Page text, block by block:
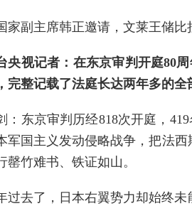
家副主席韩正邀请，文莱王储比
央视记者：在东京审判开庭80
完整记载了法庭长达两年多的
：东京审判历经818次开庭，
军国主义发动侵略战争，把法
罄竹难书、铁证如山。
过去了，日本右翼势力却始终